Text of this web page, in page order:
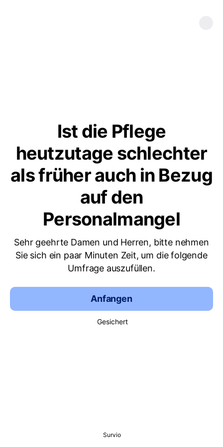
Ist die Pflege
heutzutage schlechter
als früher auch in Bezug
auf den
Sehr geehrte Damen und Herren, bitte nehmen
Sie sich ein paar Minuten Zeit, um die folgende
Umfrage auszufüllen.
Anfangen
Gesichert
Survio